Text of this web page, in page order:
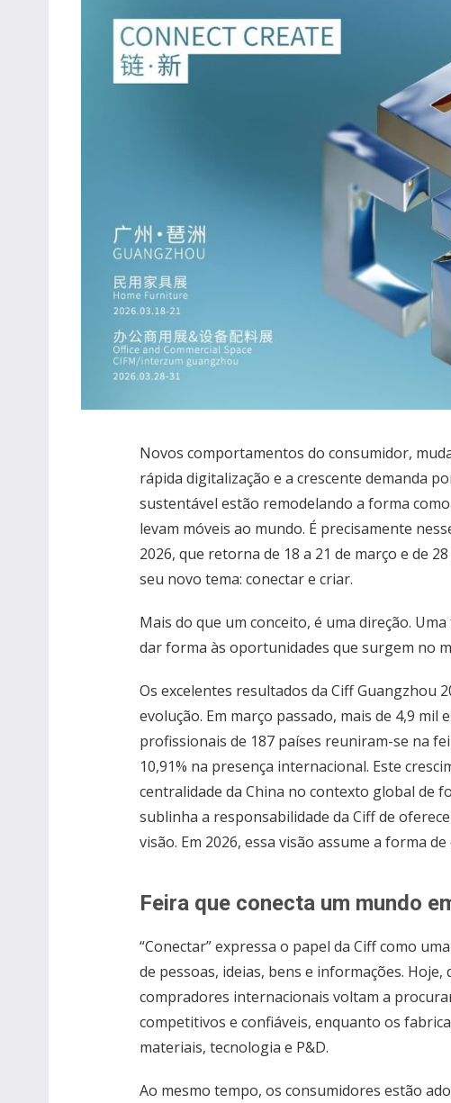
Novos comportamentos do consumidor,
rápida digitalização e a crescente demanda
sustentável estão remodelando a forma
levam móveis ao mundo. É precisamente
2026, que retorna de 18 a 21 de março e de
seu novo tema: conectar e criar.
Mais do que um conceito, é uma direção.
dar forma às oportunidades que surgem no
Os excelentes resultados da Ciff Guangzhou
evolução. Em março passado, mais de 4,9 mil
profissionais de 187 países reuniram-se na
10,91% na presença internacional. Este
centralidade da China no contexto global de
sublinha a responsabilidade da Ciff de
visão. Em 2026, essa visão assume a forma
Feira que conecta um mundo
“Conectar” expressa o papel da Ciff como
de pessoas, ideias, bens e informações. Hoje,
compradores internacionais voltam a
competitivos e confiáveis, enquanto os
materiais, tecnologia e P&D.
Ao mesmo tempo, os consumidores estão